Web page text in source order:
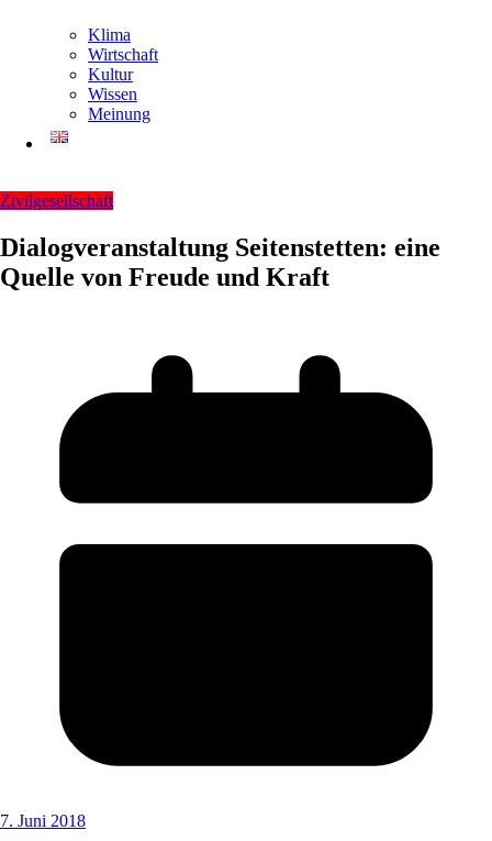
Klima
Wirtschaft
Kultur
Wissen
Meinung
Zivilgesellschaft
Dialogveranstaltung Seitenstetten: eine
Quelle von Freude und Kraft
7. Juni 2018